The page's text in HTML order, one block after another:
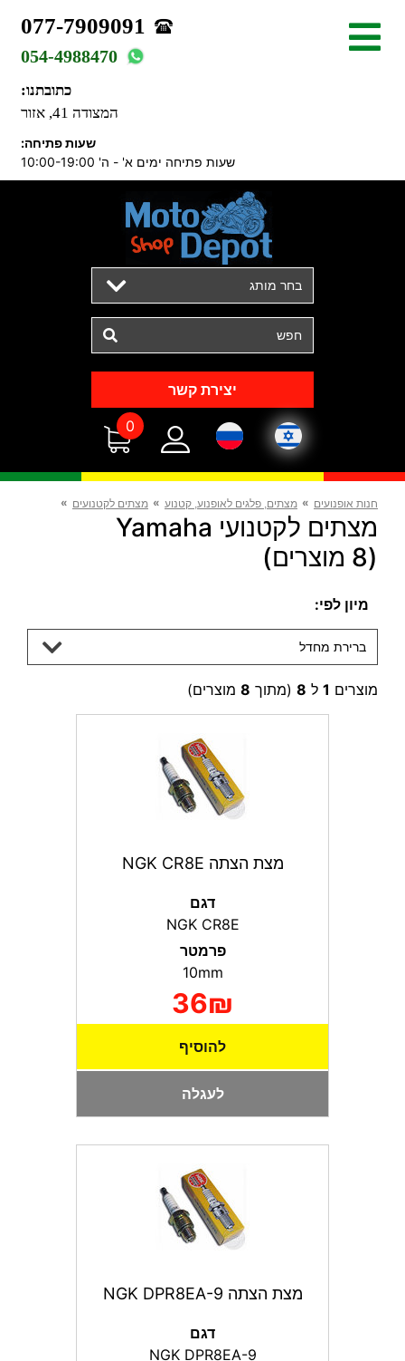
077-7909091
054-4988470
כתובתנו:
המצודה 41, אזור
שעות פתיחה:
שעות פתיחה ימים א' - ה' 10:00-19:00
בחר מותג
יצירת קשר
0
חנות אופנועים » מצתים, פלגים לאופנוע, קטנוע » מצתים לקטנועים »
מצתים לקטנועי Yamaha
(8 מוצרים)
מיון לפי:
ברירת מחדל
מוצרים 1 ל 8 (מתוך 8 מוצרים)
מצת הצתה NGK CR8E
דגם
NGK CR8E
פרמטר
36₪
להוסיף
לעגלה
מצת הצתה NGK DPR8EA-9
דגם
NGK DPR8EA-9